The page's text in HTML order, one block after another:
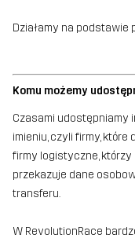
Działamy na
Komu możemy
Czasami udostępniamy
imieniu, czyli firmy,
firmy logistyczne, którzy
przekazuje dane
transferu.
W RevolutionRace